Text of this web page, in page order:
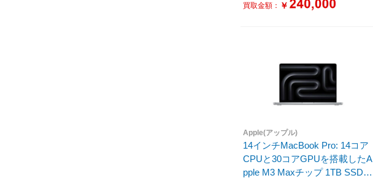
買取金額： ￥
Apple(アップル)
14インチMacBook Pro: 14コア
CPUと30コアGPUを搭載したA
pple M3 Maxチップ 1TB SSD -